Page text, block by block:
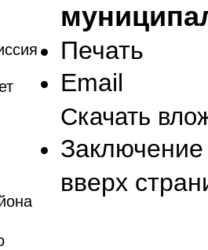
Печать
Email
Скачать
вверх